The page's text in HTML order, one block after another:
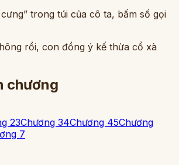
trong túi của cô ta, bấm số gọi
rồi, con đồng ý kế thừa cổ xà
chương
23Chương 34Chương 45Chương
7